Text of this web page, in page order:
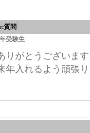
質問
受験生
りがとうございま
年入れるよう頑張